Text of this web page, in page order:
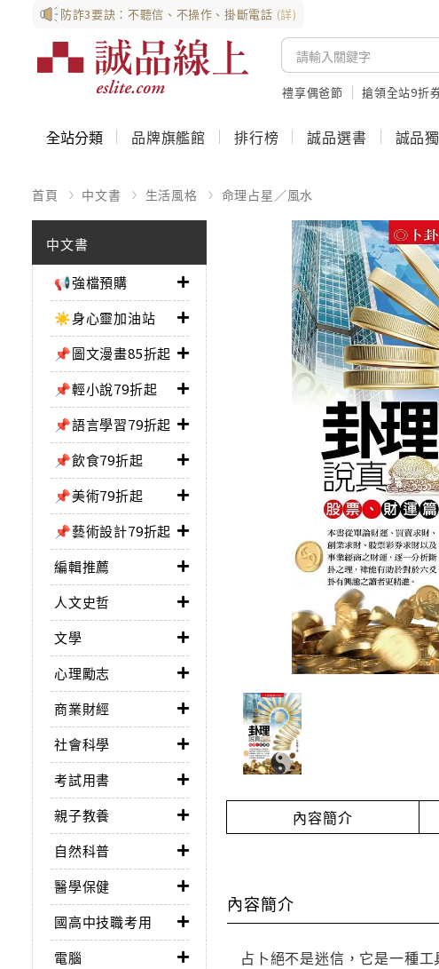
防詐3要訣：不聽信、不操作、掛斷電話 (詳)
禮享偶爸節 搶領全站9折
全站分類 品牌旗艦館 排行榜 誠品選書 誠品
首頁 中文書 生活風格 命理占星／風水
中文書
📢強檔預購
☀️身心靈加油站
📌圖文漫畫85折起
📌輕小說79折起
📌語言學習79折起
📌飲食79折起
📌美術79折起
📌藝術設計79折起
編輯推薦
人文史哲
文學
心理勵志
商業財經
社會科學
考試用書
親子教養
自然科普
醫學保健
國高中技職考用
電腦
內容簡介
內容簡介
占卜絕不是迷信，它是一種